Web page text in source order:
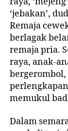
‘jebakan’,
Remaja
berlagak
remaja pria.
raya, anak-
memukul
Dalam